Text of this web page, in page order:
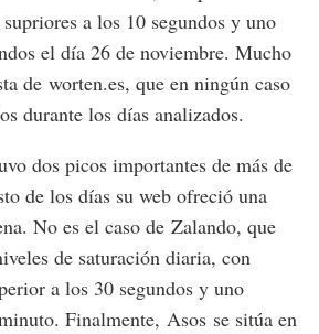
a los 10 segundos y uno
el día 26 de noviembre. Mucho
de worten.es, que en ningún caso
durante los días analizados.
dos picos importantes de más de
de los días su web ofreció una
No es el caso de Zalando, que
de saturación diaria, con
a los 30 segundos y uno
Finalmente, Asos se sitúa en